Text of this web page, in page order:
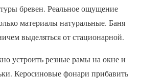
бревен. Реальное ощущение
материалы натуральные. Баня
выделяться от стационарной.
устроить резные рамы на окне и
Керосиновые фонари прибавить